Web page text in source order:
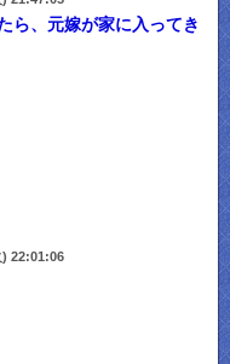
ら、元嫁が家に入ってき
) 22:01:06